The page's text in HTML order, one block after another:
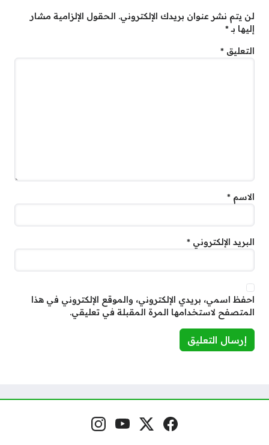
لن يتم نشر عنوان بريدك الإلكتروني. الحقول الإلزامية مشار
إليها بـ*
التعليق *
الاسم *
البريد الإلكتروني *
احفظ اسمي، بريدي الإلكتروني، والموقع الإلكتروني في هذا
المتصفح لاستخدامها المرة المقبلة في تعليقي.
مواقع التواصل فيسبوكمنصة إكس
يوتيوبإنستغرام